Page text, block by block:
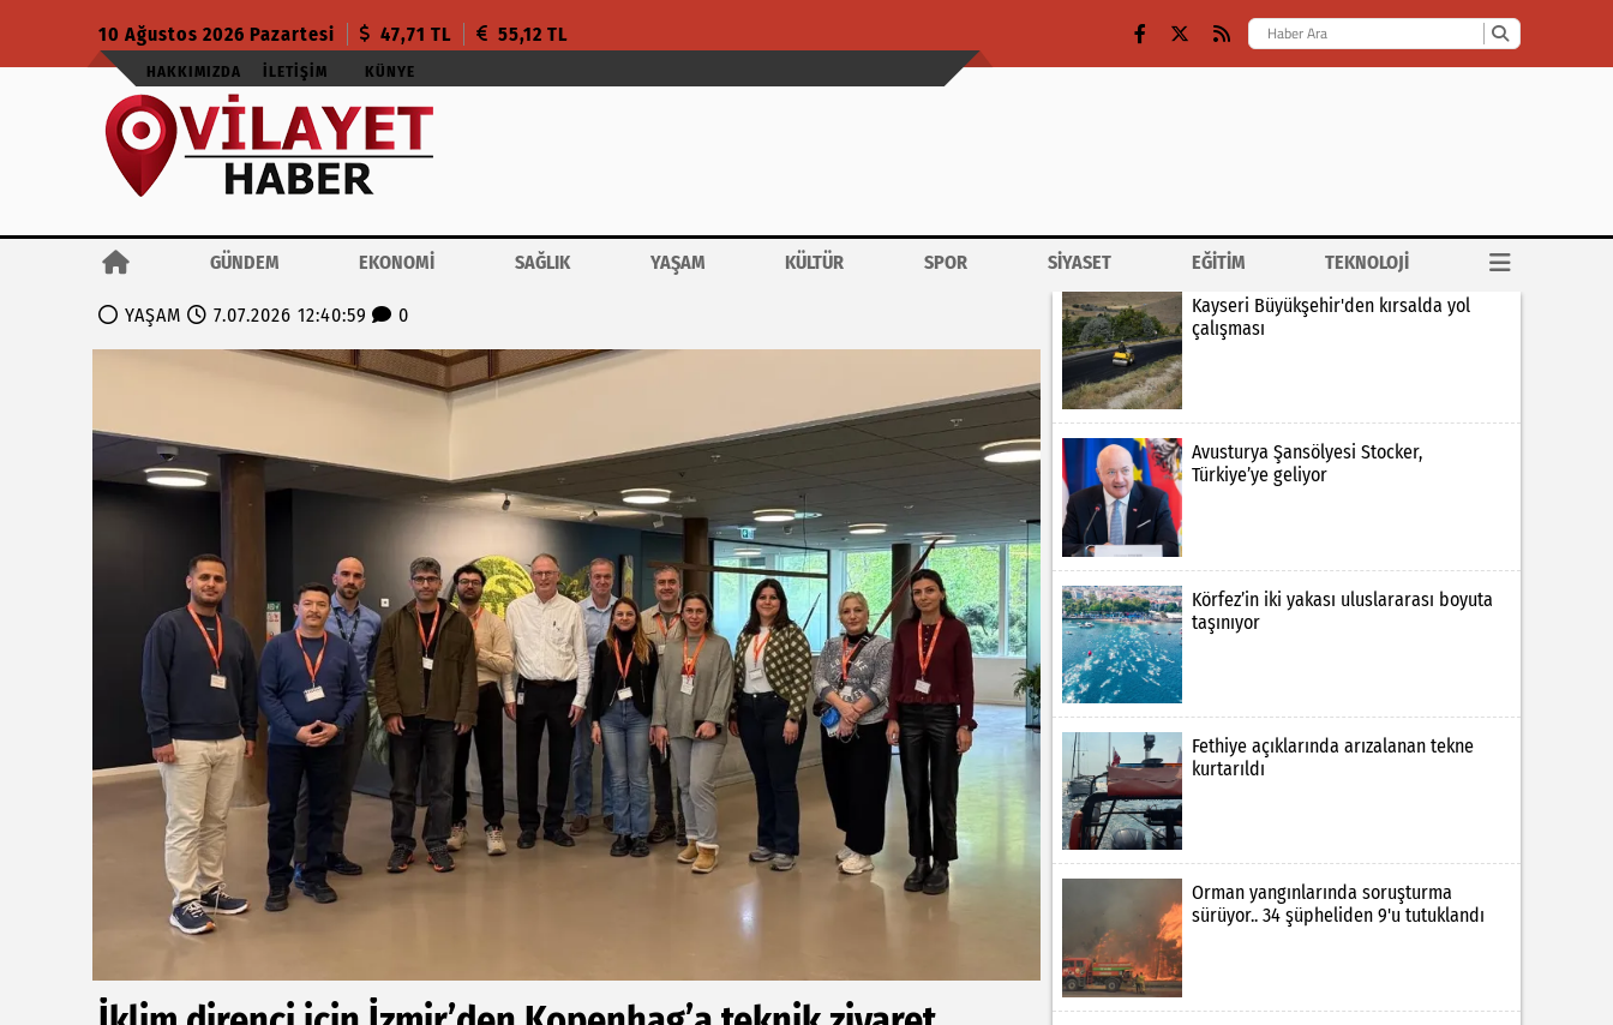
10 Ağustos 2026 Pazartesi 47,71 TL 55,12 TL
HAKKIMIZDA İLETIŞIM KÜNYE
GÜNDEM EKONOMİ SAĞLIK YAŞAM KÜLTÜR SPOR SİYASET EĞİTİM TEKNOLOJİ
YAŞAM 7.07.2026 12:40:59 0
Kayseri Büyükşehir'den kırsalda yol
çalışması
Avusturya Şansölyesi Stocker,
Türkiye’ye geliyor
Körfez’in iki yakası uluslararası boyuta
taşınıyor
Fethiye açıklarında arızalanan tekne
kurtarıldı
Orman yangınlarında soruşturma
sürüyor.. 34 şüpheliden 9'u tutuklandı